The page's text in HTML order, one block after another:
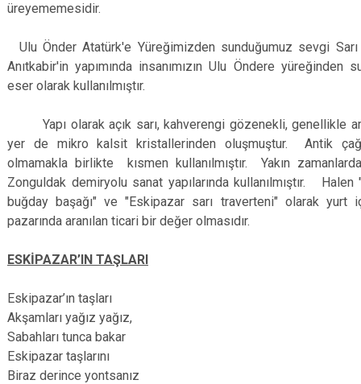
üreyememesidir.
Ulu Önder Atatürk'e Yüreğimizden sunduğumuz sevgi Sarı
Anıtkabir'in yapımında insanımızın Ulu Öndere yüreğinden
eser olarak kullanılmıştır.
Yapı olarak açık sarı, kahverengi gözenekli, genellikle
yer de mikro kalsit kristallerinden oluşmuştur. Antik
olmamakla birlikte kısmen kullanılmıştır. Yakın
Zonguldak demiryolu sanat yapılarında kullanılmıştır. Halen
buğday başağı" ve "Eskipazar sarı traverteni" olarak yurt
pazarında aranılan ticari bir değer olmasıdır.
ESKİPAZAR’IN TAŞLARI
Eskipazar’ın taşları
Akşamları yağız yağız,
Sabahları tunca bakar
Eskipazar taşlarını
Biraz derince yontsanız